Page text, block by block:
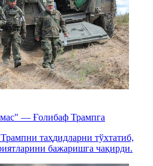
— Ғолибаф Трампга
таҳдидларни тўхтатиб,
бажаришга чақирди.